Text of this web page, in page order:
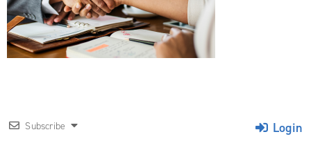
Subscribe Login